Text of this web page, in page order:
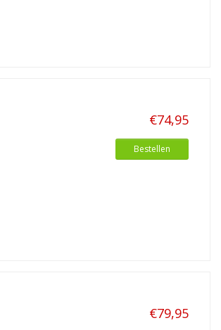
€74,95
Bestellen
€79,95